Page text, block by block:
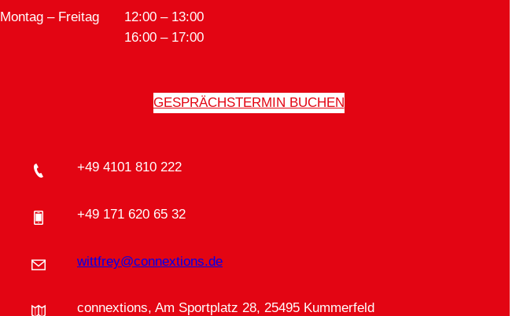
Montag – Freitag
12:00 – 13:00
16:00 – 17:00
GESPRÄCHSTERMIN BUCHEN
+49 4101 810 222
+49 171 620 65 32
wittfrey@connextions.de
connextions, Am Sportplatz 28, 25495 Kummerfeld